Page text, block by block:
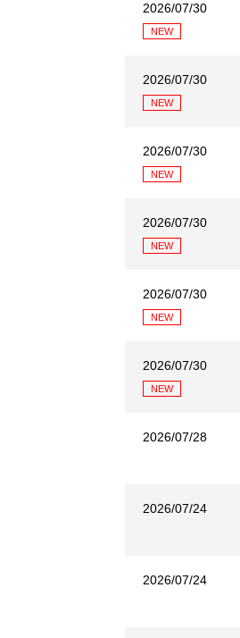
2026/07/30
NEW
2026/07/30
NEW
2026/07/30
NEW
2026/07/30
NEW
2026/07/30
NEW
2026/07/30
NEW
2026/07/28
2026/07/24
2026/07/24